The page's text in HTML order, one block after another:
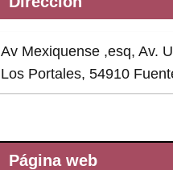
Av Mexiquense ,esq, Av.
Los Portales, 54910
Página web